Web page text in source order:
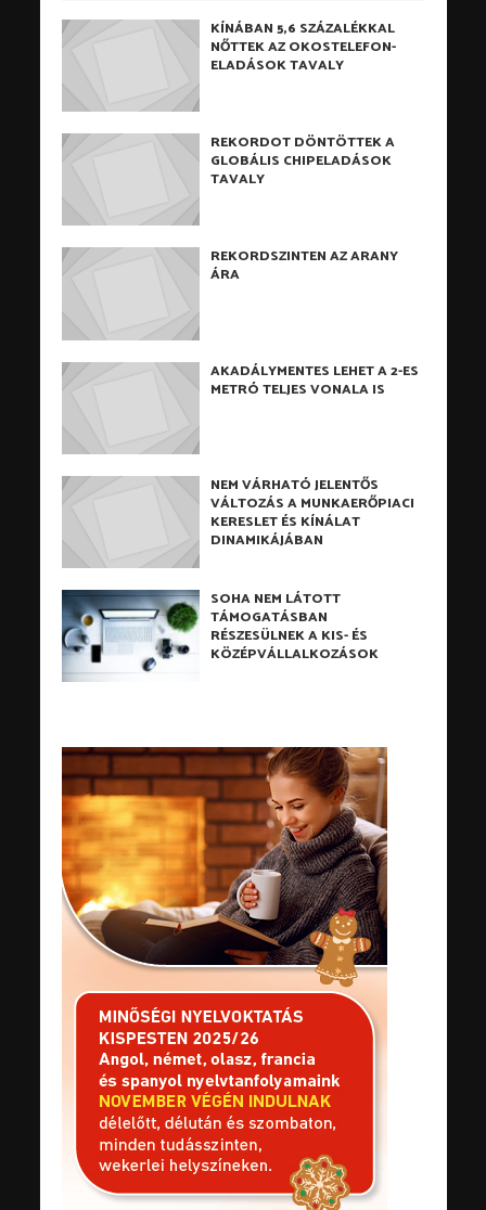
KÍNÁBAN 5,6 SZÁZALÉKKAL
NŐTTEK AZ OKOSTELEFON-
ELADÁSOK TAVALY
REKORDOT DÖNTÖTTEK A
GLOBÁLIS CHIPELADÁSOK
TAVALY
REKORDSZINTEN AZ ARANY
ÁRA
AKADÁLYMENTES LEHET A 2-ES
METRÓ TELJES VONALA IS
NEM VÁRHATÓ JELENTŐS
VÁLTOZÁS A MUNKAERŐPIACI
KERESLET ÉS KÍNÁLAT
DINAMIKÁJÁBAN
SOHA NEM LÁTOTT
TÁMOGATÁSBAN
RÉSZESÜLNEK A KIS- ÉS
KÖZÉPVÁLLALKOZÁSOK